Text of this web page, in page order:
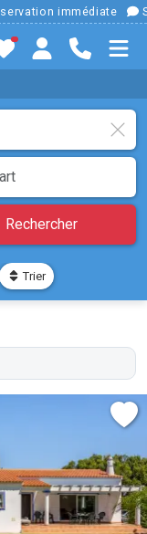
immédiate
Rechercher
Trier